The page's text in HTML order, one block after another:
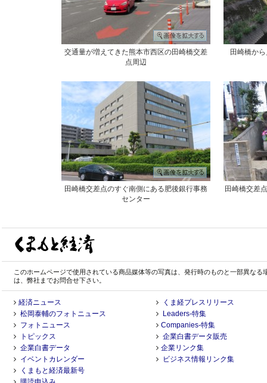
交通量が増えてきた熊本市西区の田崎橋交差
点周辺
田崎橋か
田崎橋交差点のすぐ南側にある肥後銀行事務
センター
田崎橋交差
このホームページで使用されている商品媒体等の写真は、発行時のものと一部異な
は、弊社までお問合せ下さい。
経済ニュース
松岡泰輔のフォトニュース
フォトニュース
トピックス
企業白書データ
イベントカレンダー
くまもと経済最新号
くま経プレスリリース
Leaders-特集
Companies-特集
企業白書データ販売
企業リンク集
ビジネス情報リンク集